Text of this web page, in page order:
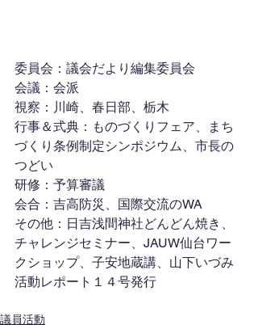
委員会：議会だより編集委員会
会議：会派
視察：川崎、春日部、栃木
行事＆式典：ものづくりフェア、まち
づくり条例制定シンポジウム、市長の
つどい
研修：予算審議
会合：吉高防災、国際交流のWA
その他：日吉浅間神社どんどん焼き、
チャレンジセミナー、JAUW仙台ワー
クショップ、子安地蔵講、山下いづみ
活動レポート１４号発行
議員活動